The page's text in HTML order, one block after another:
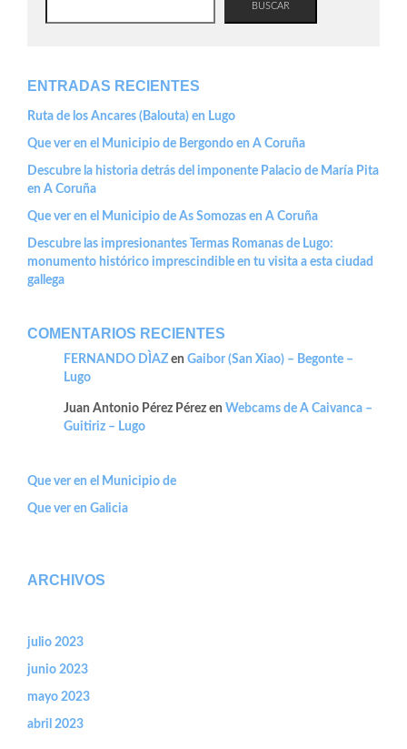
BUSCAR
ENTRADAS RECIENTES
Ruta de los Ancares (Balouta) en Lugo
Que ver en el Municipio de Bergondo en A Coruña
Descubre la historia detrás del imponente Palacio de María Pita
en A Coruña
Que ver en el Municipio de As Somozas en A Coruña
Descubre las impresionantes Termas Romanas de Lugo:
monumento histórico imprescindible en tu visita a esta ciudad
gallega
COMENTARIOS RECIENTES
FERNANDO DÌAZ en Gaibor (San Xiao) – Begonte –
Lugo
Juan Antonio Pérez Pérez en Webcams de A Caivanca –
Guitiriz – Lugo
Que ver en el Municipio de
Que ver en Galicia
ARCHIVOS
julio 2023
junio 2023
mayo 2023
abril 2023